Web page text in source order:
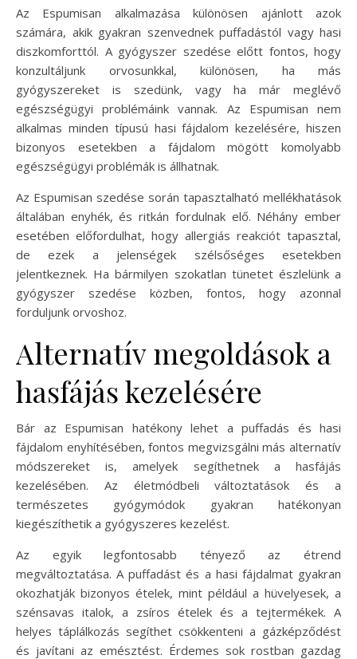
Az Espumisan alkalmazása különösen ajánlott azok
számára, akik gyakran szenvednek puffadástól vagy hasi
diszkomforttól. A gyógyszer szedése előtt fontos, hogy
konzultáljunk orvosunkkal, különösen, ha más
gyógyszereket is szedünk, vagy ha már meglévő
egészségügyi problémáink vannak. Az Espumisan nem
alkalmas minden típusú hasi fájdalom kezelésére, hiszen
bizonyos esetekben a fájdalom mögött komolyabb
egészségügyi problémák is állhatnak.
Az Espumisan szedése során tapasztalható mellékhatások
általában enyhék, és ritkán fordulnak elő. Néhány ember
esetében előfordulhat, hogy allergiás reakciót tapasztal,
de ezek a jelenségek szélsőséges esetekben
jelentkeznek. Ha bármilyen szokatlan tünetet észlelünk a
gyógyszer szedése közben, fontos, hogy azonnal
forduljunk orvoshoz.
Alternatív megoldások a
hasfájás kezelésére
Bár az Espumisan hatékony lehet a puffadás és hasi
fájdalom enyhítésében, fontos megvizsgálni más alternatív
módszereket is, amelyek segíthetnek a hasfájás
kezelésében. Az életmódbeli változtatások és a
természetes gyógymódok gyakran hatékonyan
kiegészíthetik a gyógyszeres kezelést.
Az egyik legfontosabb tényező az étrend
megváltoztatása. A puffadást és a hasi fájdalmat gyakran
okozhatják bizonyos ételek, mint például a hüvelyesek, a
szénsavas italok, a zsíros ételek és a tejtermékek. A
helyes táplálkozás segíthet csökkenteni a gázképződést
és javítani az emésztést. Érdemes sok rostban gazdag